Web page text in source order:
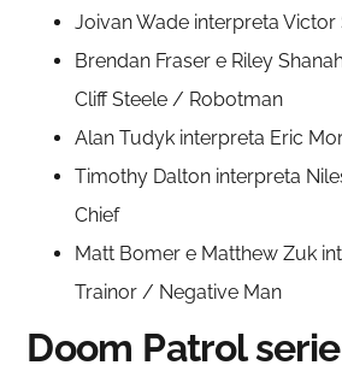
Joivan Wade interpreta
Brendan Fraser e Riley
Cliff Steele / Robotman
Alan Tudyk interpreta Eric
Timothy Dalton interpreta
Chief
Matt Bomer e Matthew Zuk
Trainor / Negative Man
Doom Patrol